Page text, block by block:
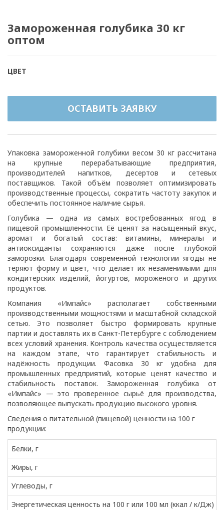
Замороженная голубика 30 кг
оптом
ЦВЕТ
ОСТАВИТЬ ЗАЯВКУ
Упаковка замороженной голубики весом 30 кг рассчитана
на крупные перерабатывающие предприятия,
производителей напитков, десертов и сетевых
поставщиков. Такой объём позволяет оптимизировать
производственные процессы, сократить частоту закупок и
обеспечить постоянное наличие сырья.
Голубика — одна из самых востребованных ягод в
пищевой промышленности. Её ценят за насыщенный вкус,
аромат и богатый состав: витамины, минералы и
антиоксиданты сохраняются даже после глубокой
заморозки. Благодаря современной технологии ягоды не
теряют форму и цвет, что делает их незаменимыми для
кондитерских изделий, йогуртов, мороженого и других
продуктов.
Компания «Импайс» располагает собственными
производственными мощностями и масштабной складской
сетью. Это позволяет быстро формировать крупные
партии и доставлять их в Санкт-Петербурге с соблюдением
всех условий хранения. Контроль качества осуществляется
на каждом этапе, что гарантирует стабильность и
надёжность продукции. Фасовка 30 кг удобна для
промышленных предприятий, которые ценят качество и
стабильность поставок. Замороженная голубика от
«Импайс» — это проверенное сырьё для производства,
позволяющее выпускать продукцию высокого уровня.
Сведения о питательной (пищевой) ценности на 100 г
продукции:
Белки, г
Жиры, г
Углеводы, г
Энергетическая ценность на 100 г или 100 мл (ккал / к/Дж)